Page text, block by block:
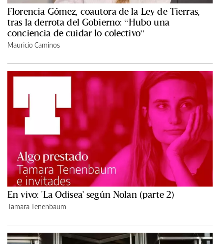
Florencia Gómez, coautora de la Ley de Tierras,
tras la derrota del Gobierno: “Hubo una
conciencia de cuidar lo colectivo”
Mauricio Caminos
En vivo: 'La Odisea' según Nolan (parte 2)
Tamara Tenenbaum